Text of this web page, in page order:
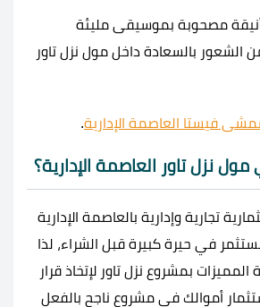
مصحوبة بموسيقى مليئة
الشعور بالسعادة داخل مول نزل تاور
فيستا العاصمة الإدارية.
نزل تاور العاصمة الإدارية؟
تجارية وإدارية بالعاصمة الإدارية
في حيرة كبيرة قبل الشراء، لذا
بمشروع نزل تاور لإتخاذ قرار
أموالك في مشروع ناجح بالفعل